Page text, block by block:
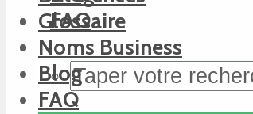
FAQ
Glossaire
Noms Business
Blog
FAQ